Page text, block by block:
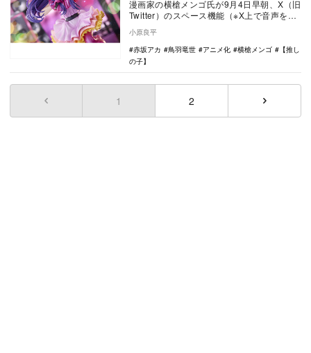
漫画家の横槍メンゴ氏が9月4日早朝、X（旧
Twitter）のスペース機能（※X上で音声を使
を…
小原良平
赤坂アカ
鳥羽竜世 アニメ化 横槍メンゴ
【推し
の子】
1 2